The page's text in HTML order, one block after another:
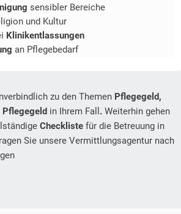
sensibler Bereiche
und Kultur
Klinikentlassungen
an Pflegebedarf
zu den Themen Pflegegeld,
Pflegegeld in Ihrem Fall . Weiterhin gehen
Checkliste für die Betreuung in
Sie unsere Vermittlungsagentur nach